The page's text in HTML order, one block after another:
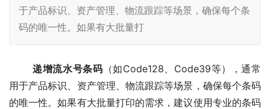
于产品标识、资产管理、物流跟踪等场景，确保每个条
码的唯一性。如果有大批量打
递增流水号条码 （如Code128、Code39等），通常
用于产品标识、资产管理、物流跟踪等场景，确保每个条码
的唯一性。如果有大批量打印的需求，建议使用专业的条码